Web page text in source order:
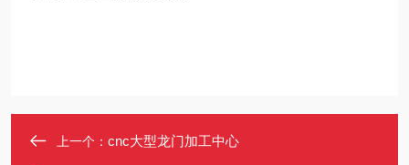
上一个： cnc大型龙门加工中心